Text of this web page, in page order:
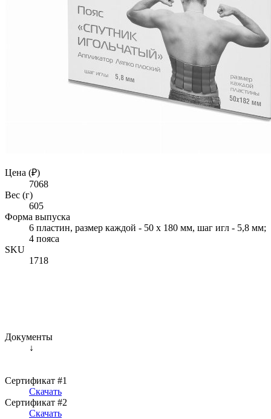
Цена (₽)
7068
Вес (г)
605
Форма выпуска
6 пластин, размер каждой - 50 х 180 мм, шаг игл - 5,8 мм;
4 пояса
SKU
1718
Документы
↓
Сертификат #1
Скачать
Сертификат #2
Скачать